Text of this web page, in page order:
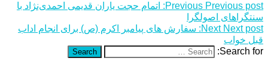
Previous Previous post:
اتمام حجت یاران قدیمی احمدی‌نژاد با
سنت‎گراهای اصولگرا
Next Next post:
سفارش های پیامبر اکرم (ص) برای انجام اداب
قبل خواب
Search for:
Search